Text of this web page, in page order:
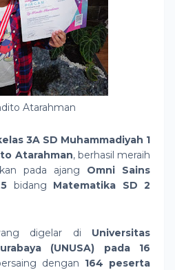
Atarahman
3A SD Muhammadiyah 1
Atarahman, berhasil meraih
pada ajang Omni Sains
bidang Matematika SD 2
digelar di Universitas
(UNUSA) pada 16
dengan 164 peserta